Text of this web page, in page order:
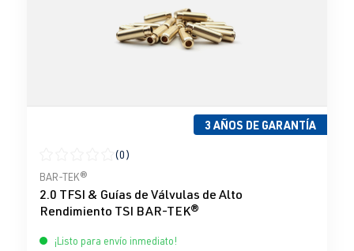
3 AÑOS DE GARANTÍA
Calificación promedio de 0 de 5 estrellas
(0)
BAR-TEK®
2.0 TFSI & Guías de Válvulas de Alto
Rendimiento TSI BAR-TEK®
¡Listo para envío inmediato!